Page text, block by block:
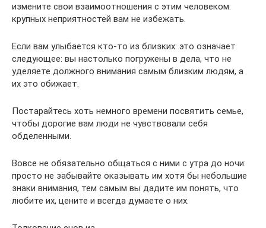
измените свои взаимоотношения с этим человеком:
крупных неприятностей вам не избежать.
Если вам улыбается кто-то из близких: это означает
следующее: вы настолько погружены в дела, что не
уделяете должного внимания самым близким людям, а
их это обижает.
Постарайтесь хоть немного времени посвятить семье,
чтобы дорогие вам люди не чувствовали себя
обделенными.
Вовсе не обязательно общаться с ними с утра до ночи:
просто не забывайте оказывать им хотя бы небольшие
знаки внимания, тем самым вы дадите им понять, что
любите их, цените и всегда думаете о них.